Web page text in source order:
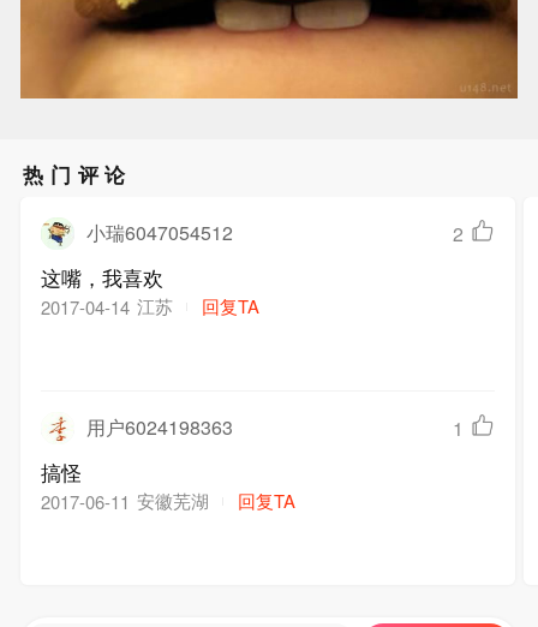
热门评论
小瑞6047054512 2
这嘴，我喜欢
2017-04-14 江苏 回复TA
用户6024198363 1
搞怪
2017-06-11 安徽芜湖 回复TA